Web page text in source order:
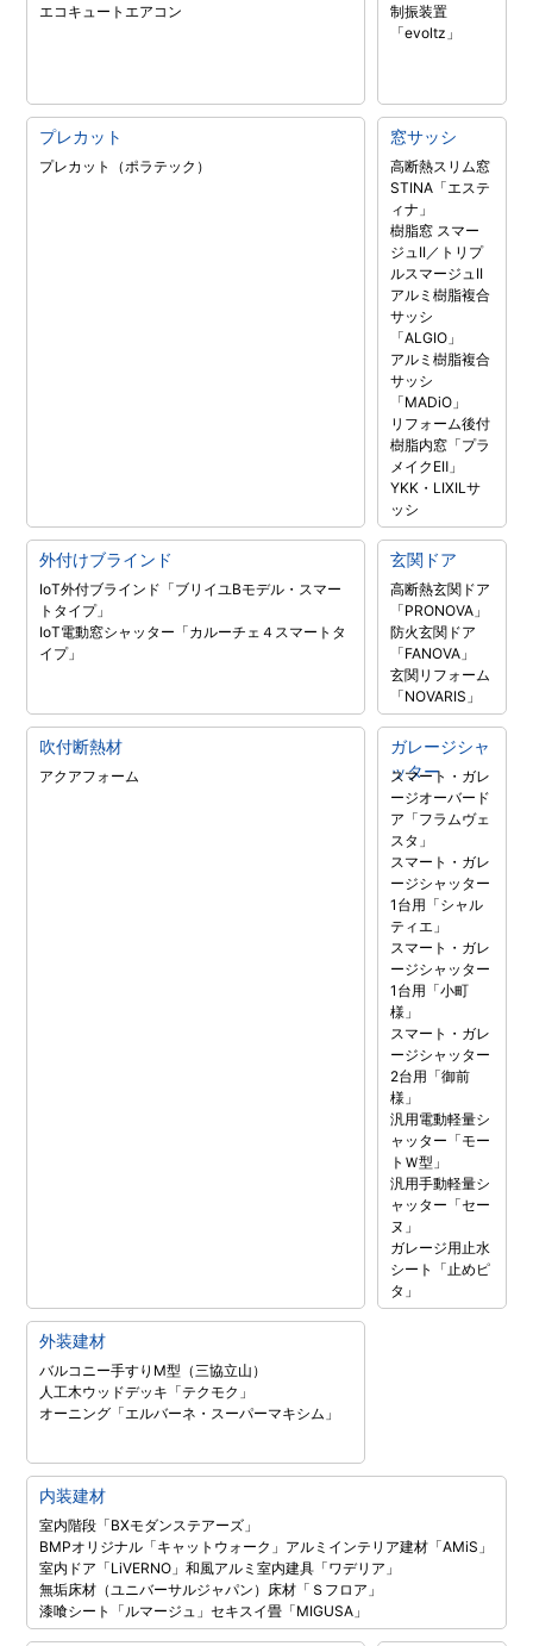
エコキュート エアコン
制振装置
「evoltz」
プレカット
プレカット（ポラテック）
窓サッシ
高断熱スリム窓
STINA「エステ
ィナ」
樹脂窓 スマー
ジュII／トリプ
ルスマージュII
アルミ樹脂複合
サッシ
「ALGIO」
アルミ樹脂複合
サッシ
「MADiO」
リフォーム後付
樹脂内窓「プラ
メイクEⅡ」
YKK・LIXILサ
ッシ
外付けブラインド
IoT外付ブラインド「ブリイユBモデル・スマー
トタイプ」
IoT電動窓シャッター「カルーチェ４スマートタ
イプ」
玄関ドア
高断熱玄関ドア
「PRONOVA」
防火玄関ドア
「FANOVA」
玄関リフォーム
「NOVARIS」
吹付断熱材
アクアフォーム
ガレージシャ
ッター
スマート・ガレ
ージオーバード
ア「フラムヴェ
スタ」
スマート・ガレ
ージシャッター
1台用「シャル
ティエ」
スマート・ガレ
ージシャッター
1台用「小町
様」
スマート・ガレ
ージシャッター
2台用「御前
様」
汎用電動軽量シ
ャッター「モー
トＷ型」
汎用手動軽量シ
ャッター「セー
ヌ」
ガレージ用止水
シート「止めピ
タ」
外装建材
バルコニー手すりM型（三協立山）
人工木ウッドデッキ「テクモク」
オーニング「エルバーネ・スーパーマキシム」
内装建材
室内階段「BXモダンステアーズ」
BMPオリジナル「キャットウォーク」 アルミインテリア建材「AMiS」
室内ドア「LiVERNO」和風アルミ室内建具「ワデリア」
無垢床材（ユニバーサルジャパン） 床材「Ｓフロア」
漆喰シート「ルマージュ」セキスイ畳「MIGUSA」